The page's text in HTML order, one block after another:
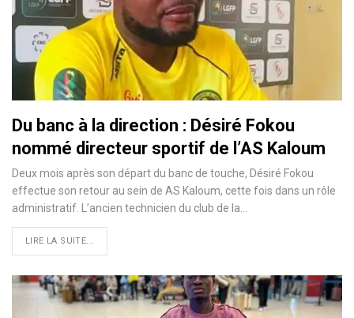
Du banc à la direction : Désiré Fokou
nommé directeur sportif de l’AS Kaloum
Deux mois après son départ du banc de touche, Désiré Fokou
effectue son retour au sein de AS Kaloum, cette fois dans un rôle
administratif. L’ancien technicien du club de la…
LIRE LA SUITE...